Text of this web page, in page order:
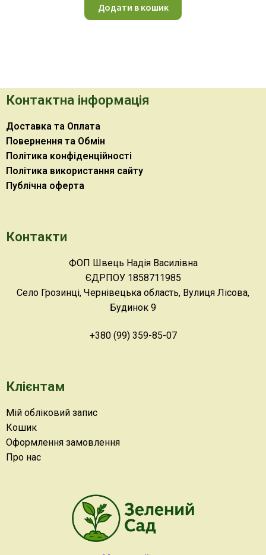
Додати в кошик
Контактна інформація
Доставка та Оплата
Повернення та Обмін
Політика конфіденційності
Політика використання сайту
Публічна оферта
Контакти
ФОП Швець Надія Василівна
ЄДРПОУ 1858711985
Село Грозинці, Чернівецька область, Вулиця Лісова,
Будинок 9
+380 (99) 359-85-07
Клієнтам
Мій обліковий запис
Кошик
Оформлення замовлення
Про нас